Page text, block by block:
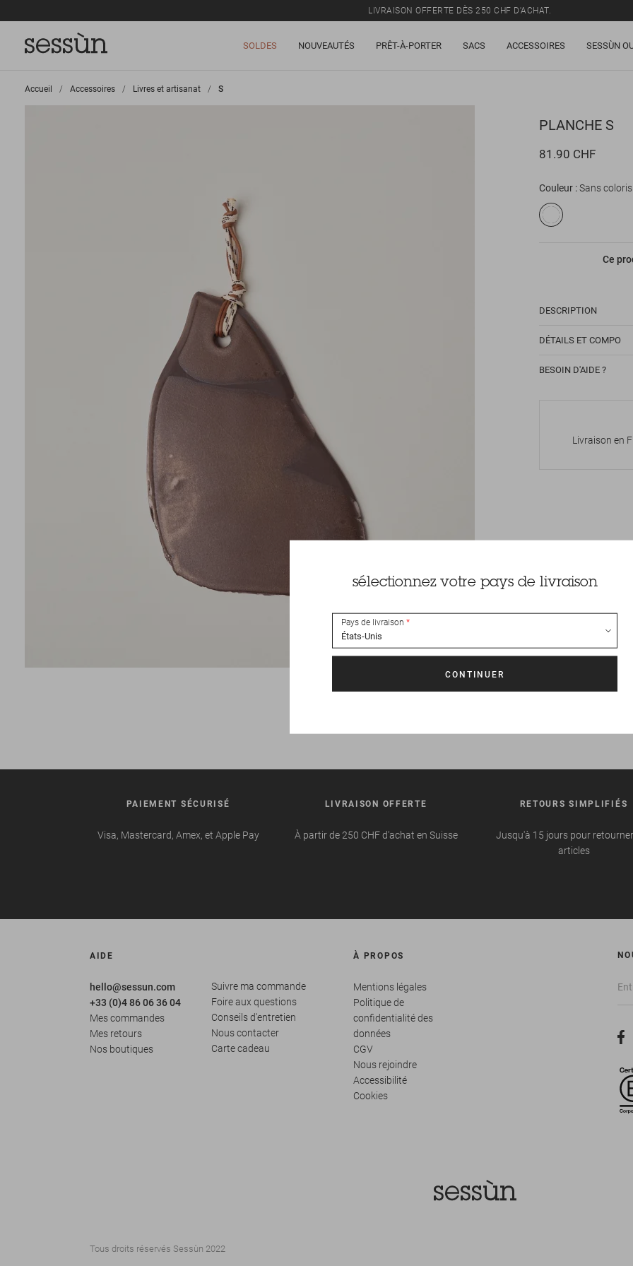
LIVRAISON OFFERTE DÈS 250 CHF D'ACHAT.
SOLDES NOUVEAUTÉS PRÊT-À-PORTER SACS ACCESSOIRES SESSÙN
Accueil >
Accessoires >
Livres et artisanat >
S
PLANCHE S
81.90 CHF
Couleur Sans coloris
Ce
DESCRIPTION
DÉTAILS ET COMPO
BESOIN D'AIDE ?
Livraison en
PAIEMENT SÉCURISÉ
Visa, Mastercard, Amex, et Apple Pay
LIVRAISON OFFERTE
À partir de 250 CHF d'achat en Suisse
RETOURS SIMPLIFIÉS
Jusqu'à 15 jours pour
articles
AIDE
hello@sessun.com
+33 (0)4 86 06 36 04
Mes commandes
Mes retours
Nos boutiques
Suivre ma commande
Foire aux questions
Conseils d'entretien
Nous contacter
Carte cadeau
À PROPOS
Mentions légales
Politique de
confidentialité des
données
CGV
Nous rejoindre
Accessibilité
Cookies
Tous droits réservés Sessùn 2022
sélectionnez votre pays de livraison
Pays de livraison